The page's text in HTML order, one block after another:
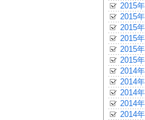
2015
2015
2015
2015
2015
2015
2014
2014
2014
2014
2014